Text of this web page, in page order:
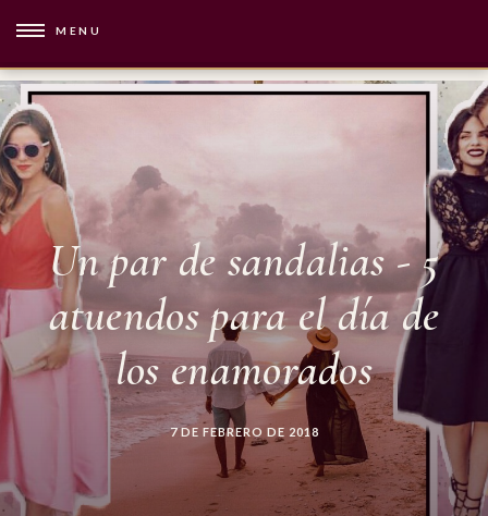
MENU
Un par de sandalias - 5
atuendos para el día de
los enamorados
7 DE FEBRERO DE 2018